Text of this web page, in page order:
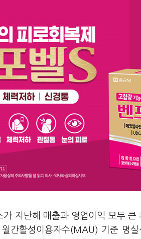
지난해 매출과 영업이익 모두
간활성이용자수(MAU) 기준 명